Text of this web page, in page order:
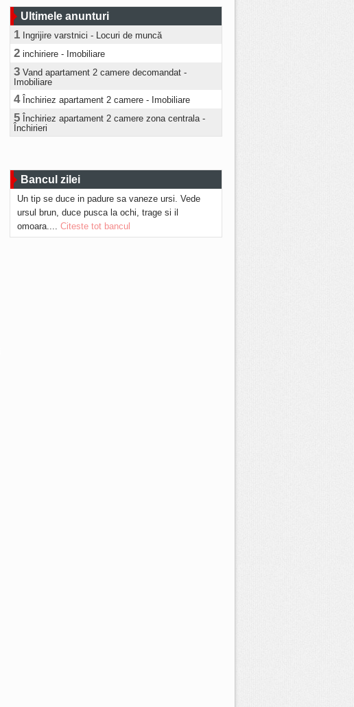
Ultimele anunturi
1 Ingrijire varstnici - Locuri de muncă
2 inchiriere - Imobiliare
3 Vand apartament 2 camere decomandat -
Imobiliare
4 Închiriez apartament 2 camere - Imobiliare
5 Închiriez apartament 2 camere zona centrala -
Închirieri
Bancul zilei
Un tip se duce in padure sa vaneze ursi. Vede
ursul brun, duce pusca la ochi, trage si il
omoara.... Citeste tot bancul